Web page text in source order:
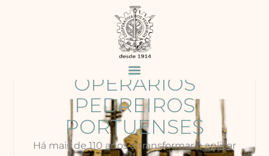
DESDE 1914
COOPERATIVA DE
PRODUÇÃO DOS
OPERÁRIOS
PEDREIROS
PORTUENSES
Há mais de 110 anos a transformar e aplicar